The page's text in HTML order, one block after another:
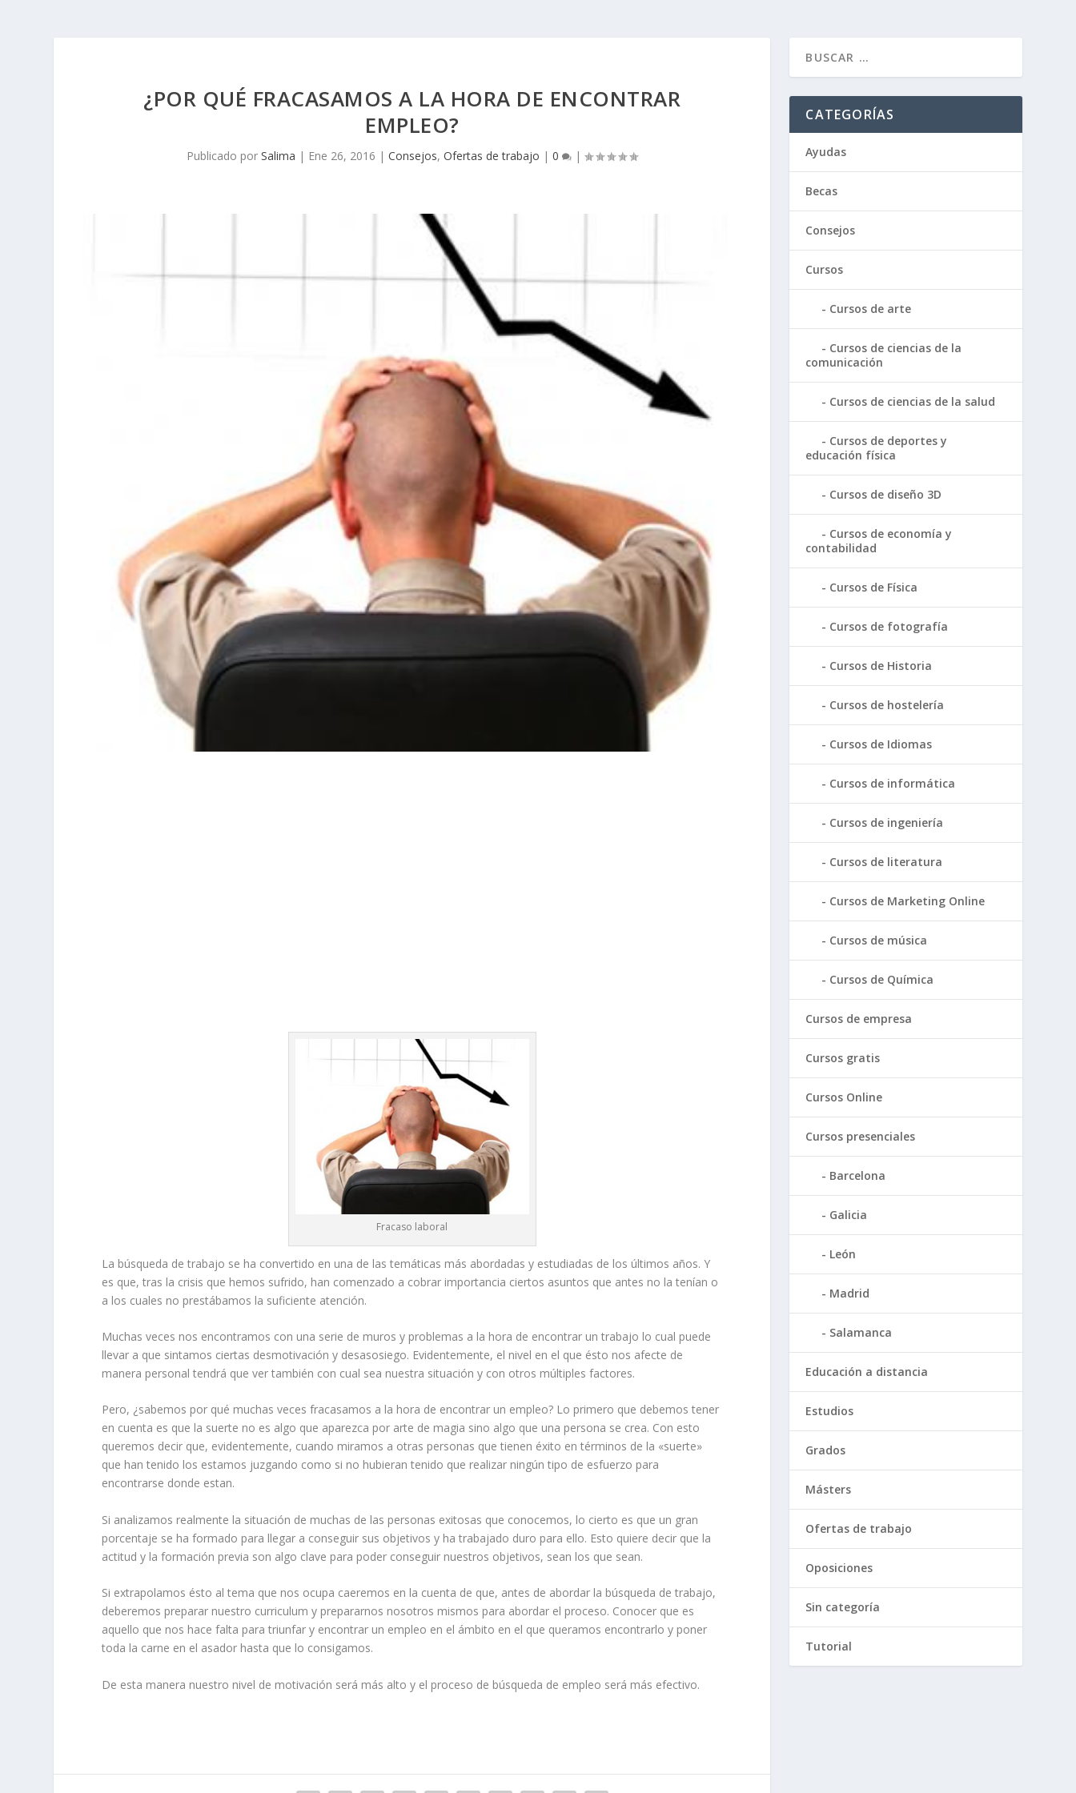
¿POR QUÉ FRACASAMOS A LA HORA DE ENCONTRAR
EMPLEO?
Publicado porSalima | Ene 26, 2016 |Consejos,Ofertas de trabajo |0 |
Fracaso laboral
La búsqueda de trabajo se ha convertido en una de las temáticas más abordadas y estudiadas de los últimos años. Y
es que, tras la crisis que hemos sufrido, han comenzado a cobrar importancia ciertos asuntos que antes no la tenían o
a los cuales no prestábamos la suficiente atención.
Muchas veces nos encontramos con una serie de muros y problemas a la hora de encontrar un trabajo lo cual puede
llevar a que sintamos ciertas desmotivación y desasosiego. Evidentemente, el nivel en el que ésto nos afecte de
manera personal tendrá que ver también con cual sea nuestra situación y con otros múltiples factores.
Pero, ¿sabemos por qué muchas veces fracasamos a la hora de encontrar un empleo? Lo primero que debemos tener
en cuenta es que la suerte no es algo que aparezca por arte de magia sino algo que una persona se crea. Con esto
queremos decir que, evidentemente, cuando miramos a otras personas que tienen éxito en términos de la «suerte»
que han tenido los estamos juzgando como si no hubieran tenido que realizar ningún tipo de esfuerzo para
encontrarse donde estan.
Si analizamos realmente la situación de muchas de las personas exitosas que conocemos, lo cierto es que un gran
porcentaje se ha formado para llegar a conseguir sus objetivos y ha trabajado duro para ello. Esto quiere decir que la
actitud y la formación previa son algo clave para poder conseguir nuestros objetivos, sean los que sean.
Si extrapolamos ésto al tema que nos ocupa caeremos en la cuenta de que, antes de abordar la búsqueda de trabajo,
deberemos preparar nuestro curriculum y prepararnos nosotros mismos para abordar el proceso. Conocer que es
aquello que nos hace falta para triunfar y encontrar un empleo en el ámbito en el que queramos encontrarlo y poner
toda la carne en el asador hasta que lo consigamos.
De esta manera nuestro nivel de motivación será más alto y el proceso de búsqueda de empleo será más efectivo.
CATEGORÍAS
Ayudas
Becas
Consejos
Cursos
Cursos de arte
Cursos de ciencias de la
comunicación
Cursos de ciencias de la salud
Cursos de deportes y
educación física
Cursos de diseño 3D
Cursos de economía y
contabilidad
Cursos de Física
Cursos de fotografía
Cursos de Historia
Cursos de hostelería
Cursos de Idiomas
Cursos de informática
Cursos de ingeniería
Cursos de literatura
Cursos de Marketing Online
Cursos de música
Cursos de Química
Cursos de empresa
Cursos gratis
Cursos Online
Cursos presenciales
Barcelona
Galicia
León
Madrid
Salamanca
Educación a distancia
Estudios
Grados
Másters
Ofertas de trabajo
Oposiciones
Sin categoría
Tutorial